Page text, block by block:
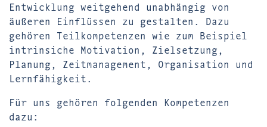
Entwicklung weitgehend unabhängig von
äußeren Einflüssen zu gestalten. Dazu
gehören Teilkompetenzen wie zum Beispiel
intrinsiche Motivation, Zielsetzung,
Planung, Zeitmanagement, Organisation und
Lernfähigkeit.
Für uns gehören folgenden Kompetenzen
dazu: